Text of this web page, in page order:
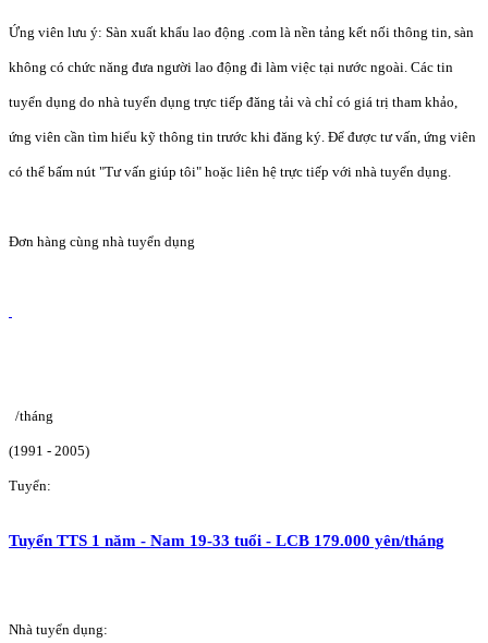
Ứng viên lưu ý: Sàn xuất khẩu lao động .com là nền tảng kết nối thông tin, sàn
không có chức năng đưa người lao động đi làm việc tại nước ngoài. Các tin
tuyển dụng do nhà tuyển dụng trực tiếp đăng tải và chỉ có giá trị tham khảo,
ứng viên cần tìm hiểu kỹ thông tin trước khi đăng ký. Để được tư vấn, ứng viên
có thể bấm nút "Tư vấn giúp tôi" hoặc liên hệ trực tiếp với nhà tuyển dụng.
Đơn hàng cùng nhà tuyển dụng
/tháng
(1991 - 2005)
Tuyển:
Tuyển TTS 1 năm - Nam 19-33 tuổi - LCB 179.000 yên/tháng
Nhà tuyển dụng: